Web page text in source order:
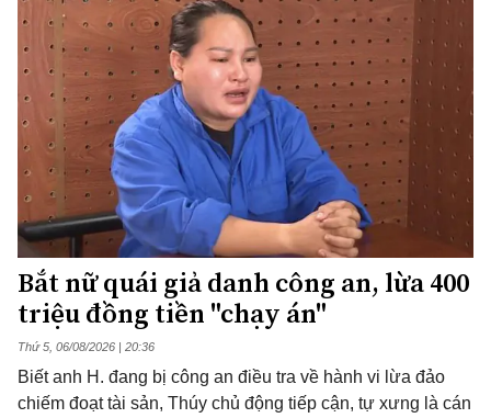
Bắt nữ quái giả danh công an, lừa 400
triệu đồng tiền "chạy án"
Thứ 5, 06/08/2026 | 20:36
Biết anh H. đang bị công an điều tra về hành vi lừa đảo
chiếm đoạt tài sản, Thúy chủ động tiếp cận, tự xưng là cán